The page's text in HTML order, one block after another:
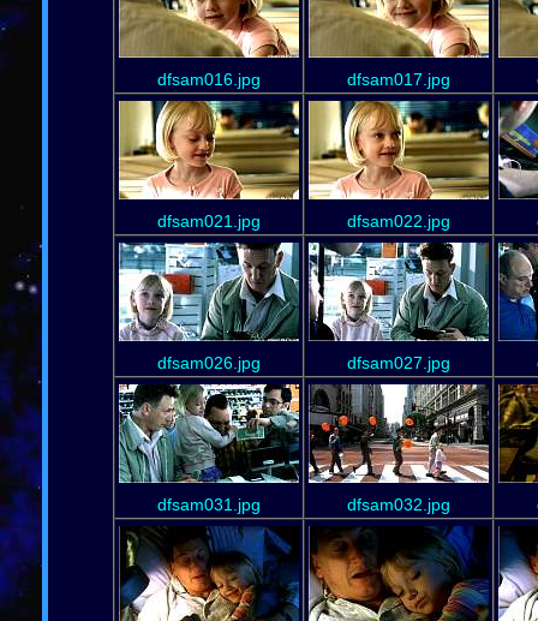
dfsam016.jpg dfsam017.jpg
dfsam021.jpg dfsam022.jpg
dfsam026.jpg dfsam027.jpg
dfsam031.jpg dfsam032.jpg